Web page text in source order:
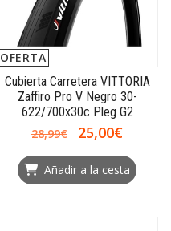
OFERTA
Cubierta Carretera VITTORIA
Zaffiro Pro V Negro 30-
622/700x30c Pleg G2
28,99€
25,00€
Añadir a la cesta